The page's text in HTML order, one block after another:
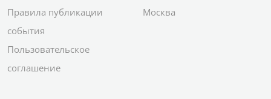
Правила публикации
события
Пользовательское
соглашение
Москва